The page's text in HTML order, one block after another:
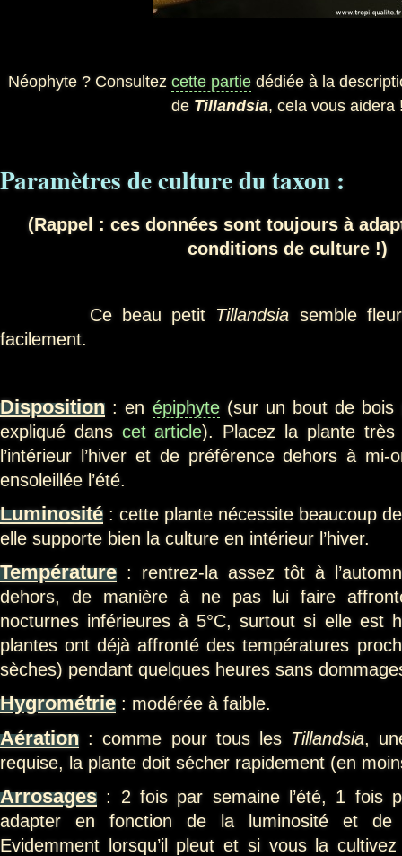
Néophyte ? Consultez cette partiedédiée à la
de Tillandsia, cela vous aidera
Paramètres de culture du taxon :
(Rappel : ces données sont toujours à
conditions de culture !)
Ce beau petit Tillandsia semble
facilement.
Disposition : en épiphyte(sur un bout de bois
expliqué dans cet article). Placez la plante très
l’intérieur l’hiver et de préférence dehors à
ensoleillée l’été.
Luminosité : cette plante nécessite beaucoup
elle supporte bien la culture en intérieur l’hiver.
Température : rentrez-la assez tôt à
dehors, de manière à ne pas lui faire
nocturnes inférieures à 5°C, surtout si elle est
plantes ont déjà affronté des températures
sèches) pendant quelques heures sans
Hygrométrie : modérée à faible.
Aération : comme pour tous les Tillandsia,
requise, la plante doit sécher rapidement (en
Arrosages : 2 fois par semaine l’été, 1 fois
adapter en fonction de la luminosité et de
Evidemment lorsqu’il pleut et si vous la